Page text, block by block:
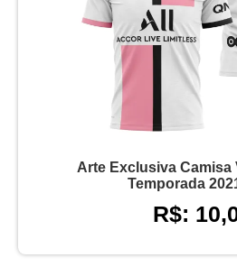
Arte Exclusiva Camisa
Temporada
R$: